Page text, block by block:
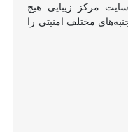
مرکز زیبایی هیچ
مختلف امنیتی را